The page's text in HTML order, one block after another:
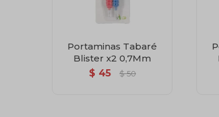
Portaminas Tabaré
Blister x2 0,7Mm
$ 45 $ 50